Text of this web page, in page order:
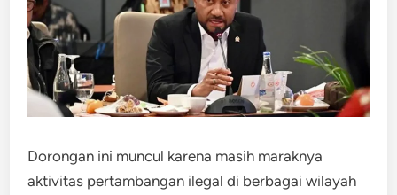
Dorongan ini muncul karena masih maraknya
aktivitas pertambangan ilegal di berbagai wilayah